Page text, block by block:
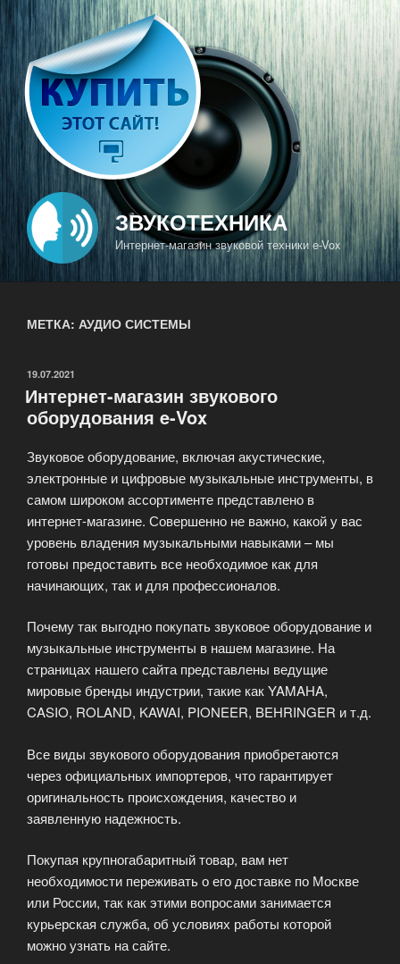
Перейти
содержимому
ЗВУКОТЕХНИКА
Интернет-магазин звуковой техники e-Vox
МЕТКА: АУДИО СИСТЕМЫ
ОПУБЛИКОВАНО
19.07.2021
Интернет-магазин звукового
оборудования e-Vox
Звуковое оборудование, включая акустические,
электронные и цифровые музыкальные инструменты, в
самом широком ассортименте представлено в
интернет-магазине. Совершенно не важно, какой у вас
уровень владения музыкальными навыками – мы
готовы предоставить все необходимое как для
начинающих, так и для профессионалов.
Почему так выгодно покупать звуковое оборудование и
музыкальные инструменты в нашем магазине. На
страницах нашего сайта представлены ведущие
мировые бренды индустрии, такие как YAMAHA,
CASIO, ROLAND, KAWAI, PIONEER, BEHRINGER и т.д.
Все виды звукового оборудования приобретаются
через официальных импортеров, что гарантирует
оригинальность происхождения, качество и
заявленную надежность.
Покупая крупногабаритный товар, вам нет
необходимости переживать о его доставке по Москве
или России, так как этими вопросами занимается
курьерская служба, об условиях работы которой
можно узнать на сайте.